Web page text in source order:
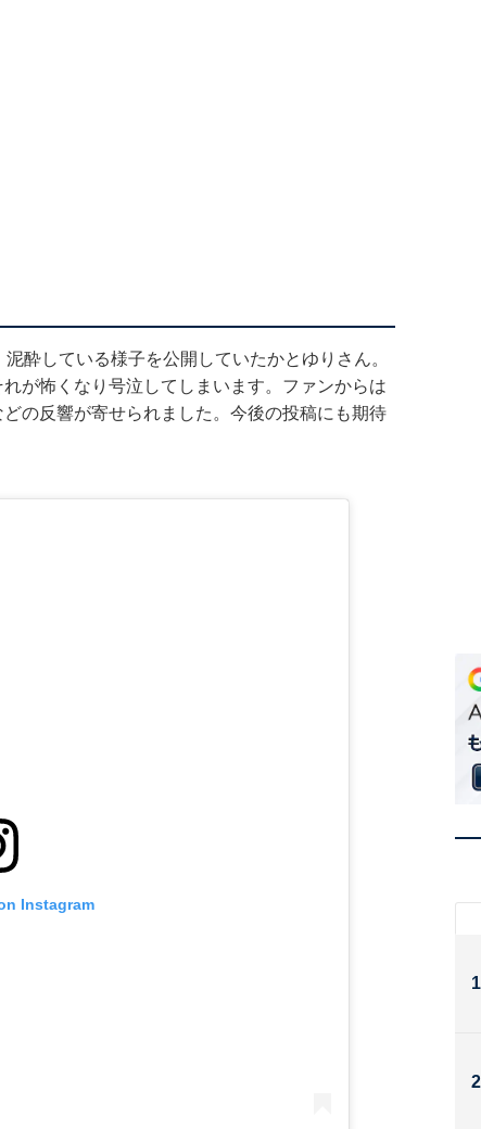
酔している様子を公開していたかとゆりさん。
が怖くなり号泣してしまいます。ファンからは
の反響が寄せられました。今後の投稿にも期待
Instagram
1
2